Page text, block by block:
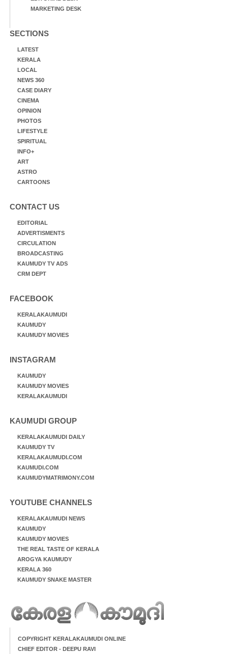
MARKETING DESK
SECTIONS
LATEST
KERALA
LOCAL
NEWS 360
CASE DIARY
CINEMA
OPINION
PHOTOS
LIFESTYLE
SPIRITUAL
INFO+
ART
ASTRO
CARTOONS
CONTACT US
EDITORIAL
ADVERTISMENTS
CIRCULATION
BROADCASTING
KAUMUDY TV ADS
CRM DEPT
FACEBOOK
KERALAKAUMUDI
KAUMUDY
KAUMUDY MOVIES
INSTAGRAM
KAUMUDY
KAUMUDY MOVIES
KERALAKAUMUDI
KAUMUDI GROUP
KERALAKAUMUDI DAILY
KAUMUDY TV
KERALAKAUMUDI.COM
KAUMUDI.COM
KAUMUDYMATRIMONY.COM
YOUTUBE CHANNELS
KERALAKAUMUDI NEWS
KAUMUDY
KAUMUDY MOVIES
THE REAL TASTE OF KERALA
AROGYA KAUMUDY
KERALA 360
KAUMUDY SNAKE MASTER
COPYRIGHT KERALAKAUMUDI ONLINE
CHIEF EDITOR - DEEPU RAVI